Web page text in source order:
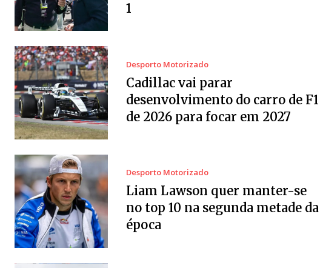
1
Desporto Motorizado
Cadillac vai parar
desenvolvimento do carro de F1
de 2026 para focar em 2027
Desporto Motorizado
Liam Lawson quer manter-se
no top 10 na segunda metade da
época